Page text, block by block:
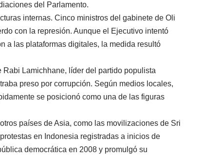
del Parlamento.
internas. Cinco ministros del gabinete de Oli
con la represión. Aunque el Ejecutivo intentó
a las plataformas digitales, la medida resultó
Lamichhane, líder del partido populista
preso por corrupción. Según medios locales,
se posicionó como una de las figuras
países de Asia, como las movilizaciones de Sri
en Indonesia registradas a inicios de
democrática en 2008 y promulgó su